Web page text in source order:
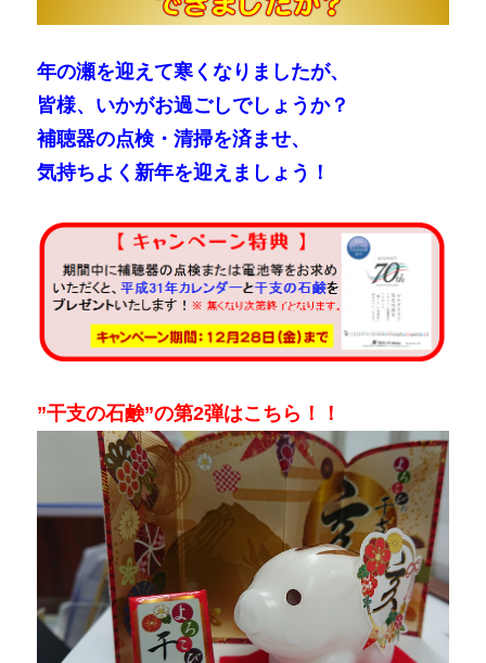
年の瀬を迎えて寒くなりましたが、
皆様、いかがお過ごしでしょうか？
補聴器の点検・清掃を済ませ、
気持ちよく新年を迎えましょう！
”干支の石鹸”の第2弾はこちら！！